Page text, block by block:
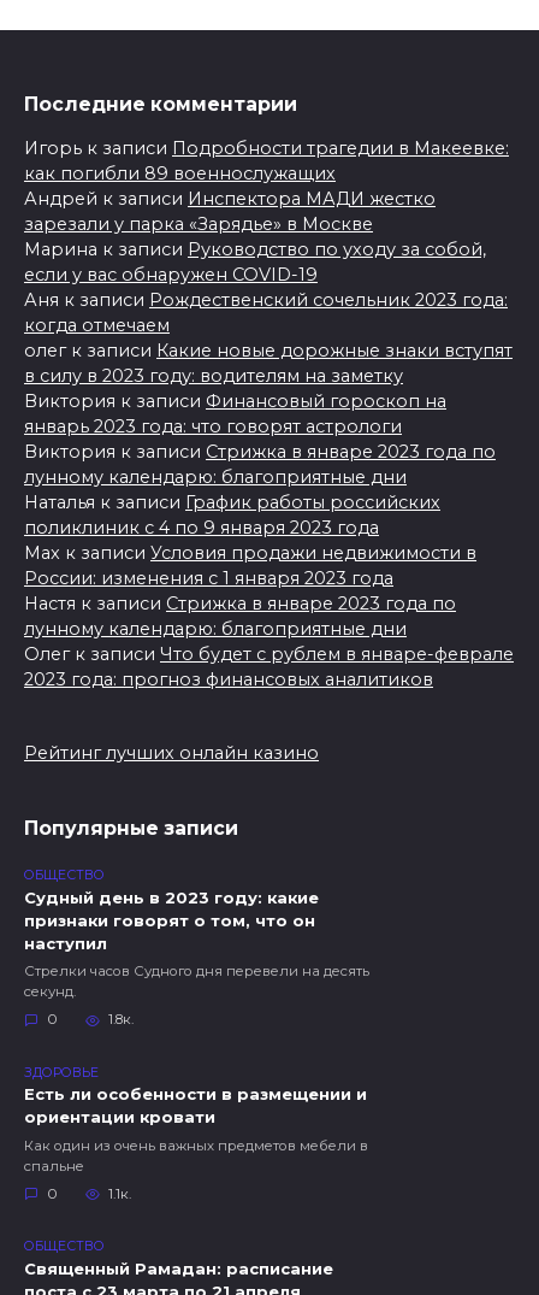
Последние комментарии
Игорь к записи Подробности трагедии в Макеевке:
как погибли 89 военнослужащих
Андрей к записи Инспектора МАДИ жестко
зарезали у парка «Зарядье» в Москве
Марина к записи Руководство по уходу за собой,
если у вас обнаружен COVID-19
Аня к записи Рождественский сочельник 2023 года:
когда отмечаем
олегк записи Какие новые дорожные знаки вступят
в силу в 2023 году: водителям на заметку
Виктория к записи Финансовый гороскоп на
январь 2023 года: что говорят астрологи
Виктория к записи Стрижка в январе 2023 года по
лунному календарю: благоприятные дни
Наталья к записи График работы российских
поликлиник с 4 по 9 января 2023 года
Max к записи Условия продажи недвижимости в
России: изменения с 1 января 2023 года
Настя к записи Стрижка в январе 2023 года по
лунному календарю: благоприятные дни
Олегк записи Что будет с рублем в январе-феврале
2023 года: прогноз финансовых аналитиков
Рейтинг лучших онлайн казино
Популярные записи
ОБЩЕСТВО
Судный день в 2023 году: какие
признаки говорят о том, что он
наступил
Стрелки часов Судного дня перевели на десять
секунд.
0
1.8к.
ЗДОРОВЬЕ
Есть ли особенности в размещении и
ориентации кровати
Как один из очень важных предметов мебели в
спальне
0
1.1к.
ОБЩЕСТВО
Священный Рамадан: расписание